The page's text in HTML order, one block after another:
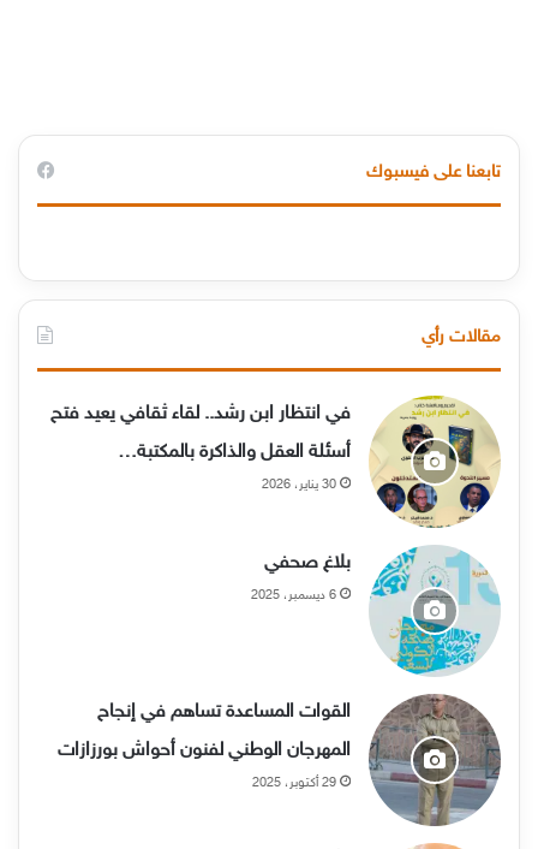
تابعنا على فيسبوك
مقالات رأي
في انتظار ابن رشد.. لقاء ثقافي يعيد فتح
أسئلة العقل والذاكرة بالمكتبة…
30 يناير، 2026
بلاغ صحفي
6 ديسمبر، 2025
القوات المساعدة تساهم في إنجاح
المهرجان الوطني لفنون أحواش بورزازات
29 أكتوبر، 2025